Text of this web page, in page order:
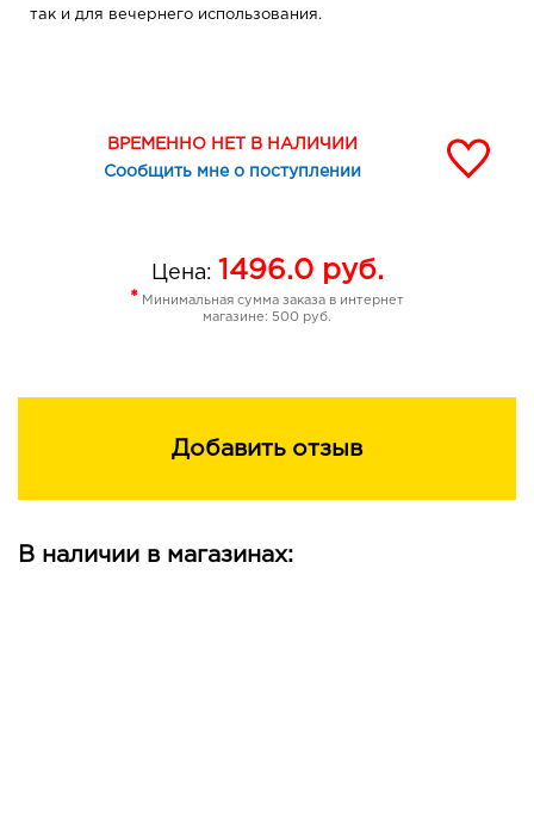
так и для вечернего использования.
ВРЕМЕННО НЕТ В НАЛИЧИИ
Сообщить мне о поступлении
Цена: 1496.0руб.
* Минимальная сумма заказа в интернет
магазине: 500 руб.
Добавить отзыв
В наличии в магазинах: